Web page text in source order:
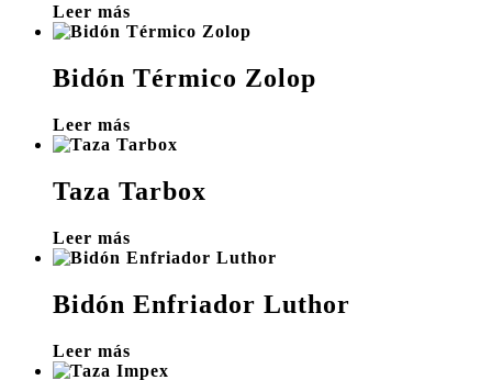
Leer más
Bidón Térmico Zolop
Leer más
Taza Tarbox
Leer más
Bidón Enfriador Luthor
Leer más